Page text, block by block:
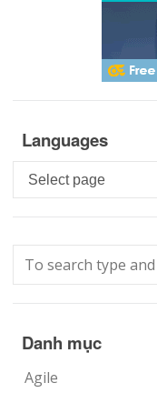
Languages
Languages
Danh mục
Agile